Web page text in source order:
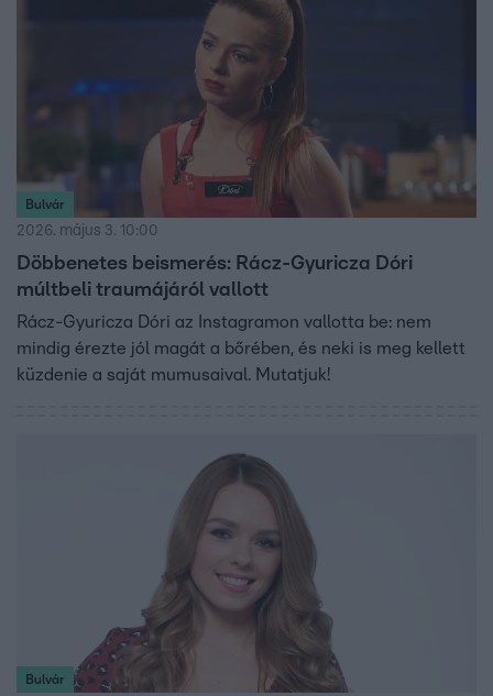
Bulvár
2026. május 3. 10:00
Döbbenetes beismerés: Rácz-Gyuricza Dóri
múltbeli traumájáról vallott
Rácz-Gyuricza Dóri az Instagramon vallotta be: nem
mindig érezte jól magát a bőrében, és neki is meg kellett
küzdenie a saját mumusaival. Mutatjuk!
Bulvár